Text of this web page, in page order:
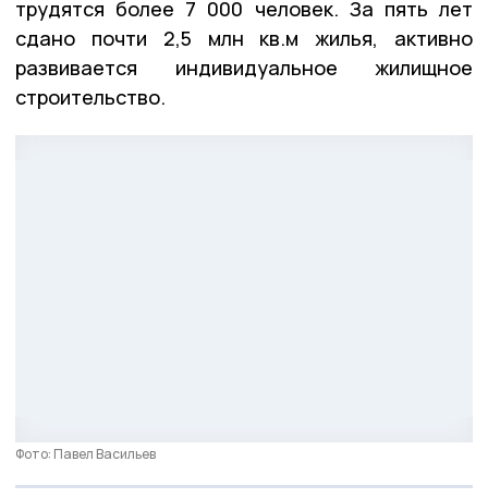
трудятся более 7 000 человек. За пять лет
сдано почти 2,5 млн кв.м жилья, активно
развивается индивидуальное жилищное
строительство.
Фото: Павел Васильев